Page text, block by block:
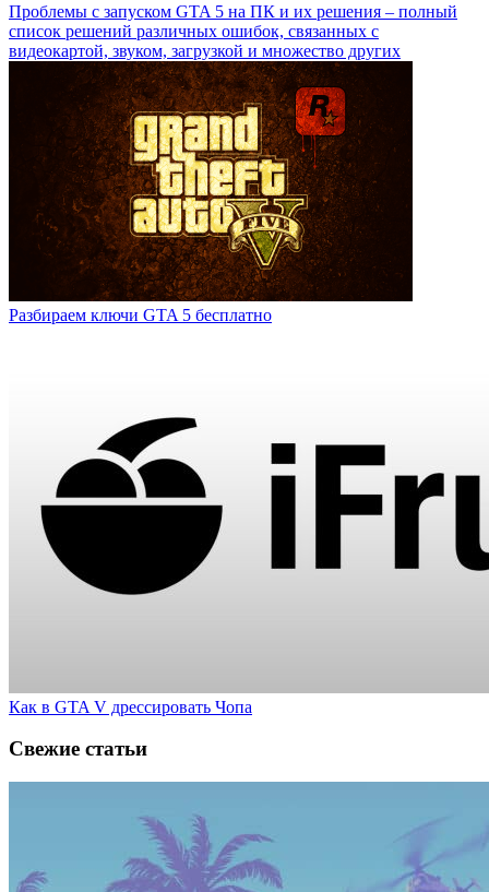
Проблемы с запуском GTA 5 на ПК и их решения – полный
список решений различных ошибок, связанных с
видеокартой, звуком, загрузкой и множество других
Разбираем ключи GTA 5 бесплатно
Как в GTA V дрессировать Чопа
Свежие статьи